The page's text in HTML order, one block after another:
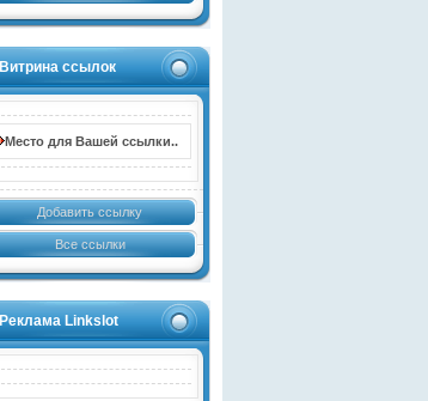
Витрина ссылок
Место для Вашей ссылки..
Добавить ссылку
Все ссылки
Реклама Linkslot